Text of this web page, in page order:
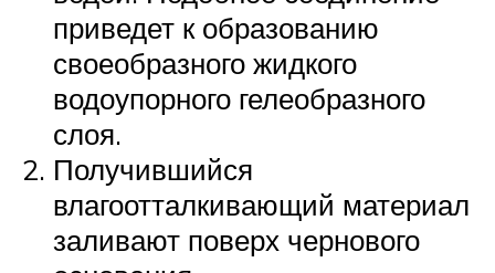
приведет к образованию
своеобразного жидкого
водоупорного гелеобразного
слоя.
Получившийся
влагоотталкивающий материал
заливают поверх чернового